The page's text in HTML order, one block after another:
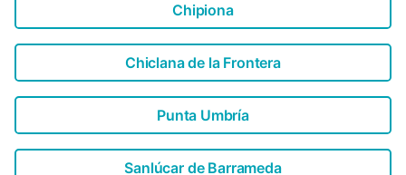
Chipiona
Chiclana de la Frontera
Punta Umbría
Sanlúcar de Barrameda